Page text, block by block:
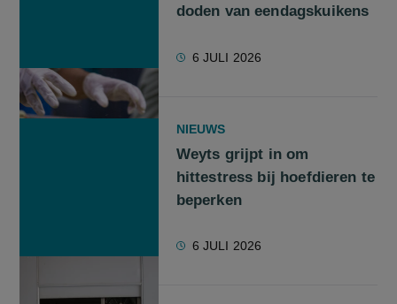
doden van eendagskuikens
6 JULI 2026
NIEUWS
Weyts grijpt in om
hittestress bij hoefdieren te
beperken
6 JULI 2026